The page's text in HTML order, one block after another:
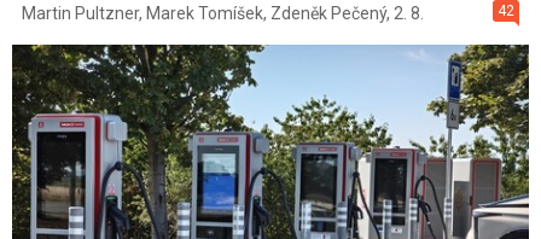
42
Martin Pultzner, Marek Tomíšek, Zdeněk Pečený, 2. 8.